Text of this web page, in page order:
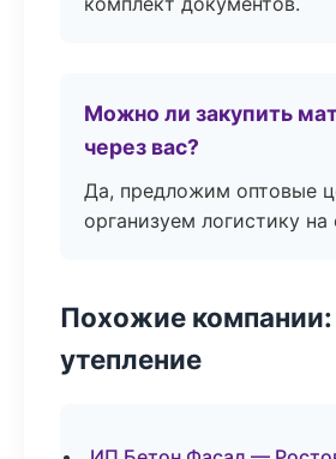
Можно ли закупить
через вас?
Да, предложим оптовые
организуем логистику на
Похожие
утепление